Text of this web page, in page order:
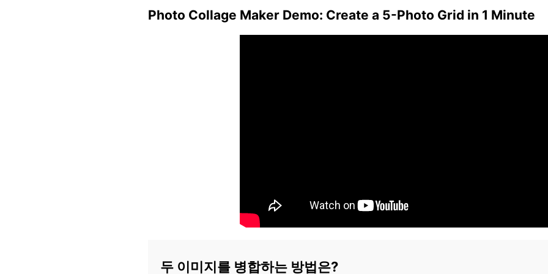
Photo Collage Maker Demo: Create a 5-Photo Grid in 1 Minute
두 이미지를 병합하는 방법은?